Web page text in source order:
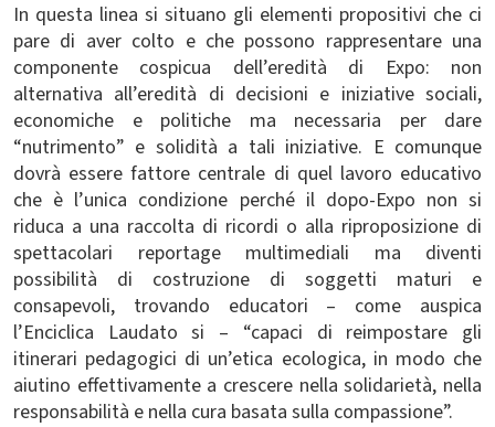
In questa linea si situano gli elementi propositivi che ci
pare di aver colto e che possono rappresentare una
componente cospicua dell’eredità di Expo: non
alternativa all’eredità di decisioni e iniziative sociali,
economiche e politiche ma necessaria per dare
“nutrimento” e solidità a tali iniziative. E comunque
dovrà essere fattore centrale di quel lavoro educativo
che è l’unica condizione perché il dopo-Expo non si
riduca a una raccolta di ricordi o alla riproposizione di
spettacolari reportage multimediali ma diventi
possibilità di costruzione di soggetti maturi e
consapevoli, trovando educatori – come auspica
l’Enciclica Laudato si – “capaci di reimpostare gli
itinerari pedagogici di un’etica ecologica, in modo che
aiutino effettivamente a crescere nella solidarietà, nella
responsabilità e nella cura basata sulla compassione”.